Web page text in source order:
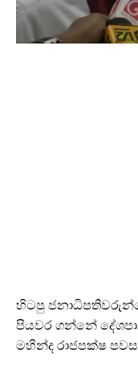
හිටපු
පියවර ගන්නේ
මහින්ද රාජපක්ෂ